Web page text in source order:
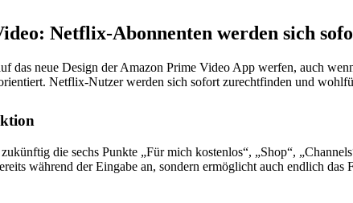
Netflix-Abonnenten werden sich
das neue Design der Amazon Prime Video App werfen, auch
Netflix-Nutzer werden sich sofort zurechtfinden und
die sechs Punkte „Für mich kostenlos“, „Shop“,
während der Eingabe an, sondern ermöglicht auch endlich das